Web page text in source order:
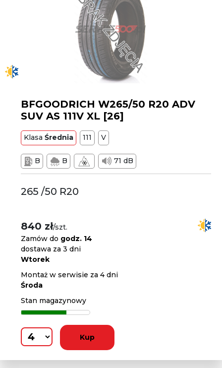
BFGOODRICH W265/50 R20 ADV
SUV AS 111V XL [26]
KlasaŚrednia 111 V
B B 71 dB
265 /50 R20
840 zł/szt.
Zamów do godz. 14
dostawa za 3 dni
Wtorek
Montaż w serwisie za 4 dni
Środa
Stan magazynowy
Kup